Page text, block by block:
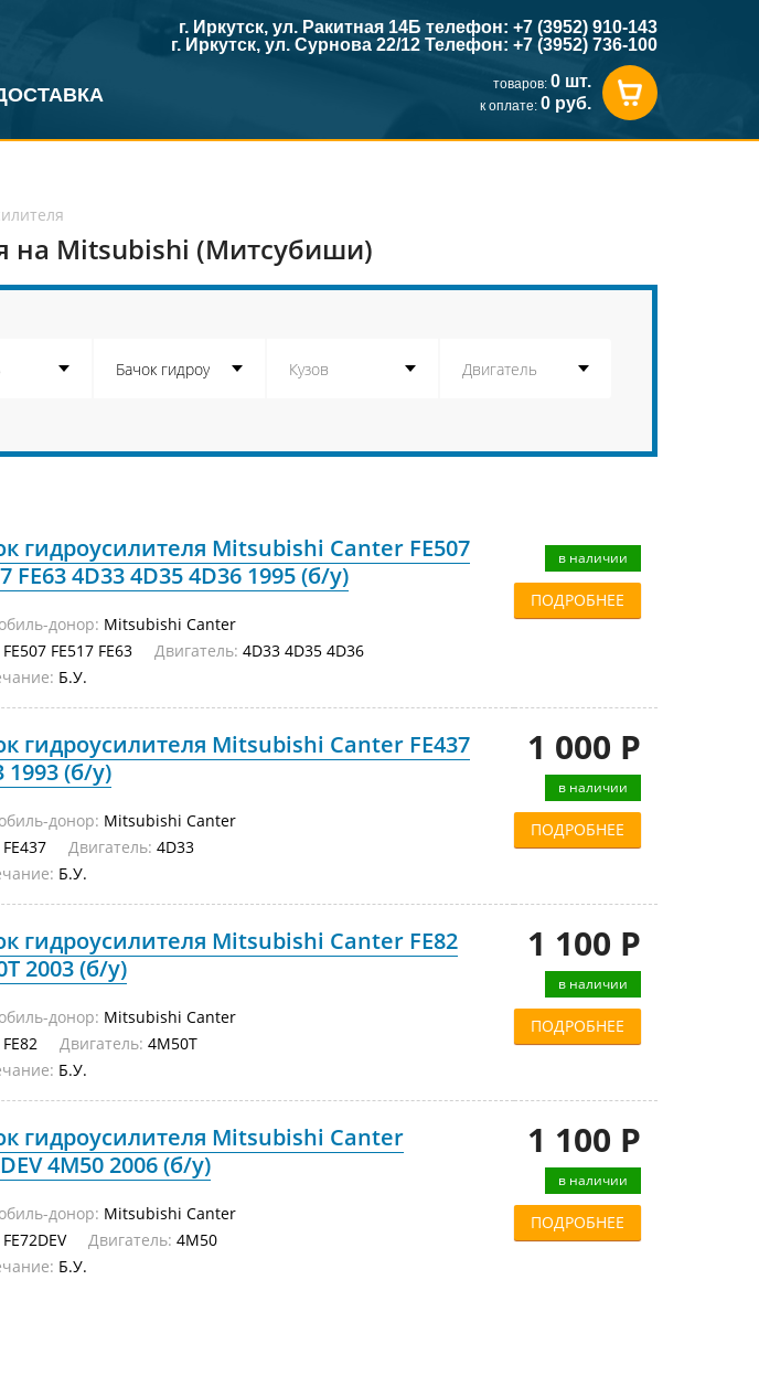
г. Иркутск, ул. Ракитная 14Б телефон: +7 (3952) 910-143
г. Иркутск, ул. Сурнова 22/12 Телефон: +7 (3952) 736-100
товаров: 0 шт.
к оплате: 0 руб.
на Mitsubishi (Митсубиши)
гидроусилителя Mitsubishi Canter FE507
FE63 4D33 4D35 4D36 1995 (б/у)
донор: Mitsubishi Canter
FE507 FE517 FE63 Двигатель: 4D33 4D35 4D36
Б.У.
в наличии
ПОДРОБНЕЕ
гидроусилителя Mitsubishi Canter FE437
1993 (б/у)
донор: Mitsubishi Canter
FE437 Двигатель: 4D33
Б.У.
1 000 Р
в наличии
ПОДРОБНЕЕ
гидроусилителя Mitsubishi Canter FE82
2003 (б/у)
донор: Mitsubishi Canter
FE82 Двигатель: 4M50T
Б.У.
1 100 Р
в наличии
ПОДРОБНЕЕ
гидроусилителя Mitsubishi Canter
4M50 2006 (б/у)
донор: Mitsubishi Canter
FE72DEV Двигатель: 4M50
Б.У.
1 100 Р
в наличии
ПОДРОБНЕЕ